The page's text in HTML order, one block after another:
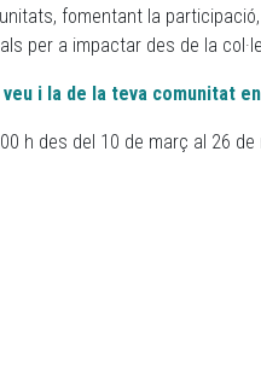
fomentant la participació,
per a impactar des de la
veu i la de la teva comunitat
h des del 10 de març al 26 de